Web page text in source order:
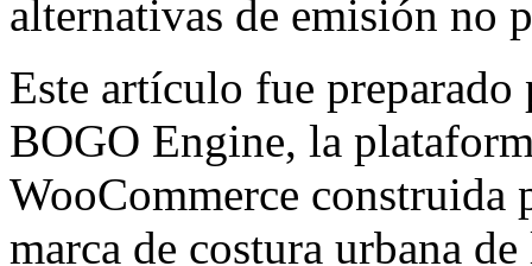
alternativas de emisión no
Este artículo fue
BOGO Engine, la
WooCommerce
marca de costura urbana